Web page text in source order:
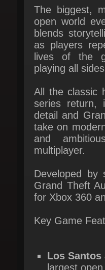
blends
as players
lives of the
playing all
All the classic
series return,
detail and
take on
and
multiplayer.
Developed by
Grand Theft
for Xbox 360
Key Game
Los Santos